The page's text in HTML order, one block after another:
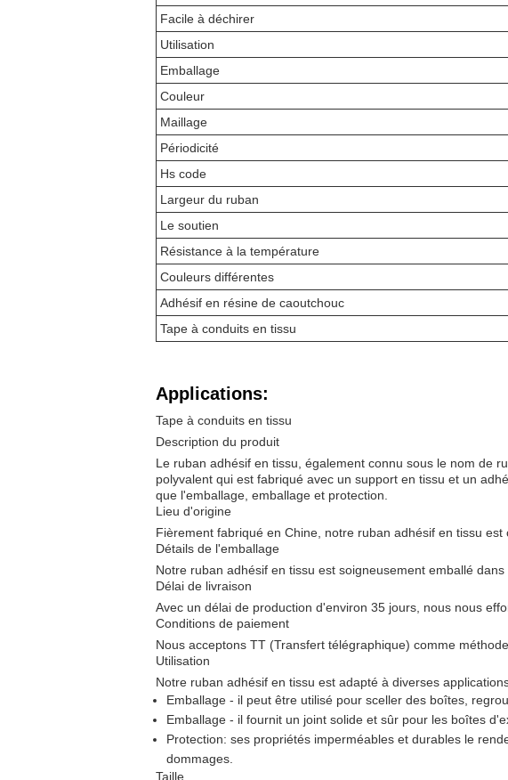
Facile à déchirer
Utilisation
Emballage
Couleur
Maillage
Périodicité
Hs code
Largeur du ruban
Le soutien
Résistance à la température
Couleurs différentes
Adhésif en résine de caoutchouc
Tape à conduits en tissu
Applications:
Tape à conduits en tissu
Description du produit
Le ruban adhésif en tissu, également connu sous le nom de
polyvalent qui est fabriqué avec un support en tissu et un
que l'emballage, emballage et protection.
Lieu d'origine
Fièrement fabriqué en Chine, notre ruban adhésif en tissu
Détails de l'emballage
Notre ruban adhésif en tissu est soigneusement emballé
Délai de livraison
Avec un délai de production d'environ 35 jours, nous nous
Conditions de paiement
Nous acceptons TT (Transfert télégraphique) comme
Utilisation
Notre ruban adhésif en tissu est adapté à diverses
Emballage - il peut être utilisé pour sceller des boîtes,
Emballage - il fournit un joint solide et sûr pour les boîtes
Protection: ses propriétés imperméables et durables le
dommages.
Taille